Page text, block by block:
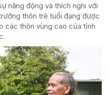
năng động và thích nghi với
thôn trẻ tuổi đang được
các thôn vùng cao của tỉnh